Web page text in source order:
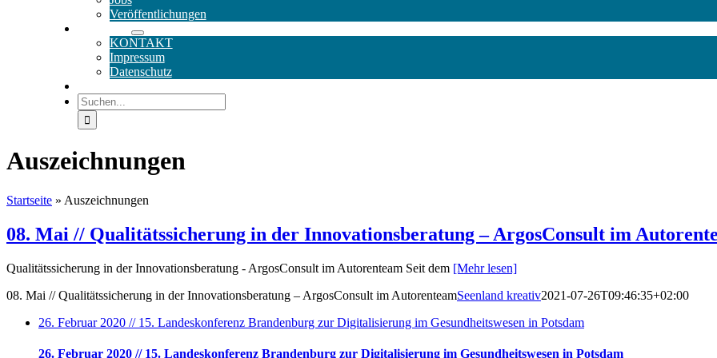
Veröffentlichungen
KONTAKT
Impressum
Datenschutz
Suche
nach:
Auszeichnungen
Startseite » Auszeichnungen
08. Mai // Qualitätssicherung in der Innovationsberatung – ArgosConsult im
Qualitätssicherung in der Innovationsberatung - ArgosConsult im Autorenteam Seit dem [Mehr lesen]
08. Mai // Qualitätssicherung in der Innovationsberatung – ArgosConsult im AutorenteamSeenland kreativ2021-07-26T09:46:35+02:00
26. Februar 2020 // 15. Landeskonferenz Brandenburg zur Digitalisierung im Gesundheitswesen in Potsdam
26. Februar 2020 // 15. Landeskonferenz Brandenburg zur Digitalisierung im Gesundheitswesen in Potsdam